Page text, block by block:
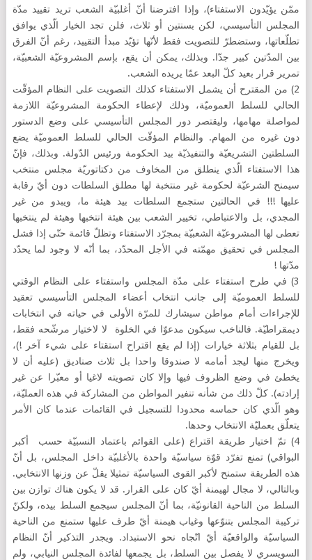
ممّن يؤيّدون الاستفتاء)، وإذا افترضنا أنّ أغلبيّة الشعب تريد تقييد مدّة
المجلس التأسيسي، لكن بسنتين أو ثلاث، فلن تجد الخيار الّذي يوافق
تطلّعاتها، وستضطرّ للتصويت فقط لأنّها تؤيّد مبدأ التقييد، رغم أنّ الفرق
بين المدّتين كبير جدّا. وبذلك، يمكن أن يقع، بإسم المشروعيّة الشعبيّة،
تمرير قرار بعيد كلّ البعد عمّا يريده الشعب.
2) من المقترح أن يشمل الاستفتاء كذلك التصويت على النظام المؤقّت
الحالي للسلط العموميّة، وذلك لإعطاء الحكومة المشروعيّة اللازمة
لمواصلة مهامها، وليقتصر دور المجلس التأسيسي على وضع الدستور
دون غيره من المهام. والنظام المؤقّت الحالي للسلط العموميّة يضع
السلطتين التشريعيّة والتنفيذيّة بيد الحكومة ورئيس الدّولة. وبذلك، فإنّ
هذا الاستفتاء الّذي ينطلق من المخاوف من دكتاتوريّة مجلس منتخب
سيمنح الشرعيّة لحكومة غير منتخبة لها مطلق السلطات دون أيّ رقابة
عليها !!! في الحالتين ستجمع السلطات بيد هيئة ما، ويبدو من غير
المجدي، بل والاعتباطي، تخيير الشعب بين هيئة انتخبها وهيئة لم ينتخبها
تعطى لها المشروعيّة الشعبيّة بمجرّد الاستفتاء وتظلّ قائمة حتّى إذا فشل
المجلس في تحقيق مهمّته في الأجل المحدّد، بما أنّه لا وجود لما يحدّد
مدّتها !
3) في طرح استفتاء على مدّة المجلس واستفتاء على النظام الوقتي
للسلط العموميّة إلى جانب انتخاب أعضاء المجلس التأسيسي تعقيد
للإجراءات أمام مواطن سيشارك للمرّة الأولى في حياته في انتخابات
ديمقراطيّة. فالناخب سيكون مدعوّا في الخلوة لا لاختيار مرشّحه فقط،
بل للقيام بثلاثة خيارات (إذا لم يقع اقتراح استقتاء على شيء آخر !)،
ويخرج منها ليجد أمامه لا صندوقا واحدا بل ثلاث صناديق (عليه أن لا
يخطئ في وضع الظروف فيها وإلا كان تصويته لاغيا أو معبّرا عن غير
إرادته). كلّ ذلك من شأنه تنفير المواطن من المشاركة في هذه العمليّة،
وهو الّذي كان حماسه محدودا للتسجيل في القائمات عندما كان الأمر
يتعلّق بعمليّة الانتخاب وحدها.
4) تمّ اختيار طريقة اقتراع (على القوائم باعتماد النسبيّة حسب أكبر
البواقي) تمنع تفرّد قوّة سياسيّة واحدة بالأغلبيّة داخل المجلس، بل أنّ
هذه الطريقة ستمنح لأكبر القوى السياسيّة تمثيلا يقلّ عن وزنها الانتخابي.
وبالتالي، لا مجال لهيمنة أيّ كان على القرار. قد لا يكون هناك توازن بين
السلط من الناحية القانونيّة، بما أنّ المجلس سيجمع السلط بيده، ولكنّ
تركيبة المجلس بتنوّعها وغياب هيمنة أيّ طرف عليها ستمنع من الناحية
السياسيّة والواقعيّة أيّ اتّجاه نحو الاستبداد. ويجدر التذكير أنّ النظام
السويسري لا يفصل بين السلط، بل يجمعها لفائدة المجلس النيابي، ولم